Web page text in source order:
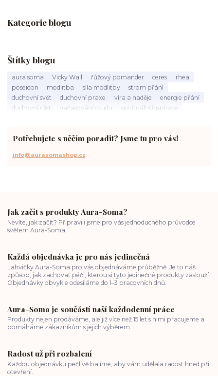
Kategorie blogu
Štítky blogu
aura soma Vicky Wall řůžový pomander ceres
rhea
poseidon
modlitba síla modlitby
strom přání
duchovní svět
duchovní praxe víra a naděje
energie přání
duchovní růst
načasování osudu
spirituální inspirace
Potřebujete s něčím poradit? Jsme tu pro vás!
info@aurasomashop.cz
Jak začít s produkty Aura-Soma?
Nevíte, jak začít? Připravili jsme pro vás jednoduchého průvodce
světem Aura-Soma.
Každá objednávka je pro nás jedinečná
Lahvičky Aura-Soma pro vás objednáváme průběžně. Je to náš
způsob, jak zachovat péči, kterou si tyto jedinečné produkty zaslouží.
Objednávky obvykle odesíláme do 1–3 pracovních dnů.
Aura-Soma je součástí naší každodenní práce
Produkty nejen prodáváme, ale již více než 15 let s nimi pracujeme a
pomáháme zákazníkům s jejich výběrem.
Radost už při rozbalení
Každou objednávku pečlivě balíme, aby vám udělala radost hned při
otevření.